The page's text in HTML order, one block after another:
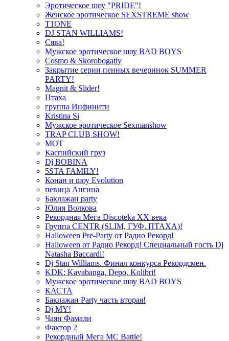
Эротическое шоу "PRIDE"!
Женское эротическое SEXSTREME show
T1ONE
DJ STAN WILLIAMS!
Сява!
Мужское эротическое шоу BAD BOYS
Cosmo & Skorobogatiy
Закрытие серии пенных вечеринок SUMMER
PARTY!
Magnit & Slider!
Птаха
группа Инфинити
Kristina Si
Мужское эротическое Sexmanshow
TRAP CLUB SHOW!
МОТ
Каспийский груз
Dj BOBINA
5STA FAMILY!
Конан и шоу Evolution
певица Ангина
Баклажан party
Юлия Волкова
Рекордная Мега Discoteka XX века
Группа CENTR (SLIM, ГУФ, ПТАХА)!
Halloween Pre-Party от Радио Рекорд!
Halloween от Радио Рекорд! Специальный гость Dj
Natasha Baccardi!
Dj Stan Williams. Финал конкурса Рекордсмен.
KDK: Kavabanga, Depo, Kolibri!
Мужское эротическое шоу BAD BOYS
КАСТА
Баклажан Party часть вторая!
Dj MY!
Чаян Фамали
Фактор 2
Рекордный Мега МС Battle!